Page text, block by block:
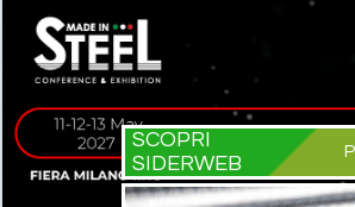
SCOPRI
SIDERWEB